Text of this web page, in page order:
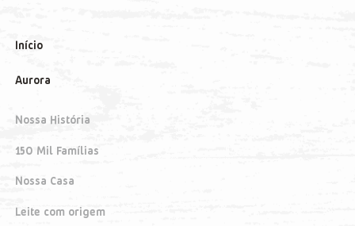
Início
Aurora
Nossa História
150 Mil Famílias
Nossa Casa
Leite com origem